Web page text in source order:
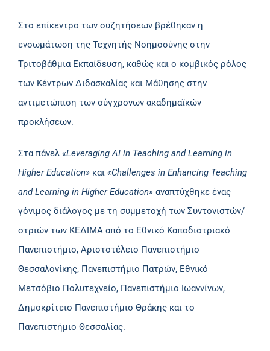
Στο επίκεντρο των συζητήσεων βρέθηκαν η
ενσωμάτωση της Τεχνητής Νοημοσύνης στην
Τριτοβάθμια Εκπαίδευση, καθώς και ο κομβικός ρόλος
των Κέντρων Διδασκαλίας και Μάθησης στην
αντιμετώπιση των σύγχρονων ακαδημαϊκών
προκλήσεων.
Στα πάνελ «Leveraging AI in Teaching and Learning in
Higher Education»και «Challenges in Enhancing Teaching
and Learning in Higher Education»αναπτύχθηκε ένας
γόνιμος διάλογος με τη συμμετοχή των Συντονιστών/
στριών των ΚΕΔΙΜΑ από το Εθνικό Καποδιστριακό
Πανεπιστήμιο, Αριστοτέλειο Πανεπιστήμιο
Θεσσαλονίκης, Πανεπιστήμιο Πατρών, Εθνικό
Μετσόβιο Πολυτεχνείο, Πανεπιστήμιο Ιωαννίνων,
Δημοκρίτειο Πανεπιστήμιο Θράκης και το
Πανεπιστήμιο Θεσσαλίας.